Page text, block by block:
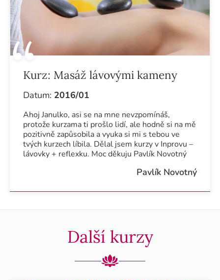
Kurz: Masáž lávovými kameny
Datum: 2016/01
Ahoj Janulko, asi se na mne nevzpomínáš,
protože kurzama ti prošlo lidí, ale hodně si na mě
pozitivně zapůsobila a vyuka si mi s tebou ve
tvých kurzech líbila. Dělal jsem kurzy v Inprovu –
lávovky + reflexku. Moc děkuju Pavlík Novotný
Pavlík Novotný
Další kurzy